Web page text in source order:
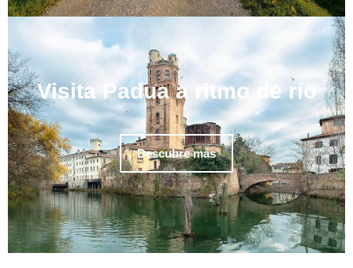
Visita Padua a ritmo de río
Descubre más